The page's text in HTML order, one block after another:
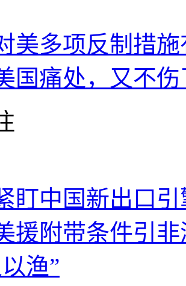
美多项反制措
国痛处，又不
盯中国新出口
援附带条件引
渔”